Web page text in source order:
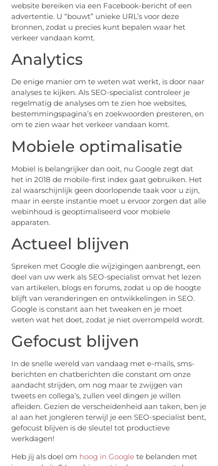
website bereiken via een Facebook-bericht of een
advertentie. U “bouwt” unieke URL’s voor deze
bronnen, zodat u precies kunt bepalen waar het
verkeer vandaan komt.
Analytics
De enige manier om te weten wat werkt, is door naar
analyses te kijken. Als SEO-specialist controleer je
regelmatig de analyses om te zien hoe websites,
bestemmingspagina’s en zoekwoorden presteren, en
om te zien waar het verkeer vandaan komt.
Mobiele optimalisatie
Mobiel is belangrijker dan ooit, nu Google zegt dat
het in 2018 de mobile-first index gaat gebruiken. Het
zal waarschijnlijk geen doorlopende taak voor u zijn,
maar in eerste instantie moet u ervoor zorgen dat alle
webinhoud is geoptimaliseerd voor mobiele
apparaten.
Actueel blijven
Spreken met Google die wijzigingen aanbrengt, een
deel van uw werk als SEO-specialist omvat het lezen
van artikelen, blogs en forums, zodat u op de hoogte
blijft van veranderingen en ontwikkelingen in SEO.
Google is constant aan het tweaken en je moet
weten wat het doet, zodat je niet overrompeld wordt.
Gefocust blijven
In de snelle wereld van vandaag met e-mails, sms-
berichten en chatberichten die constant om onze
aandacht strijden, om nog maar te zwijgen van
tweets en collega’s, zullen veel dingen je willen
afleiden. Gezien de verscheidenheid aan taken, ben je
al aan het jongleren terwijl je een SEO-specialist bent,
gefocust blijven is de sleutel tot productieve
werkdagen!
Heb jij als doel om hoog in Google te belanden met